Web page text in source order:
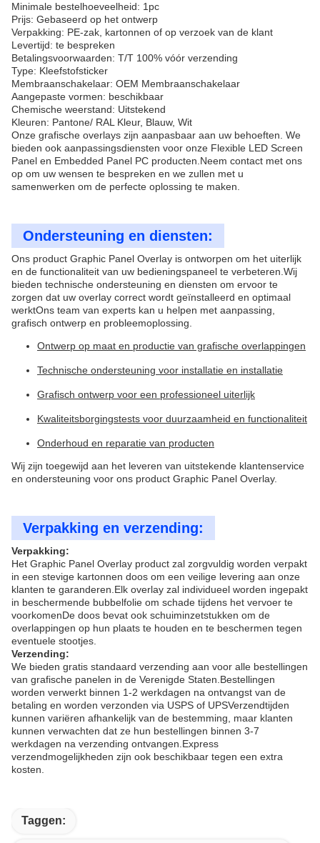
Minimale bestelhoeveelheid: 1pc
Prijs: Gebaseerd op het ontwerp
Verpakking: PE-zak, kartonnen of op verzoek van de klant
Levertijd: te bespreken
Betalingsvoorwaarden: T/T 100% vóór verzending
Type: Kleefstofsticker
Membraanschakelaar: OEM Membraanschakelaar
Aangepaste vormen: beschikbaar
Chemische weerstand: Uitstekend
Kleuren: Pantone/ RAL Kleur, Blauw, Wit
Onze grafische overlays zijn aanpasbaar aan uw behoeften. We
bieden ook aanpassingsdiensten voor onze Flexible LED Screen
Panel en Embedded Panel PC producten.Neem contact met ons
op om uw wensen te bespreken en we zullen met u
samenwerken om de perfecte oplossing te maken.
Ondersteuning en diensten:
Ons product Graphic Panel Overlay is ontworpen om het uiterlijk
en de functionaliteit van uw bedieningspaneel te verbeteren.Wij
bieden technische ondersteuning en diensten om ervoor te
zorgen dat uw overlay correct wordt geïnstalleerd en optimaal
werktOns team van experts kan u helpen met aanpassing,
grafisch ontwerp en probleemoplossing.
Ontwerp op maat en productie van grafische overlappingen
Technische ondersteuning voor installatie en installatie
Grafisch ontwerp voor een professioneel uiterlijk
Kwaliteitsborgingstests voor duurzaamheid en functionaliteit
Onderhoud en reparatie van producten
Wij zijn toegewijd aan het leveren van uitstekende klantenservice
en ondersteuning voor ons product Graphic Panel Overlay.
Verpakking en verzending:
Verpakking:
Het Graphic Panel Overlay product zal zorgvuldig worden verpakt
in een stevige kartonnen doos om een veilige levering aan onze
klanten te garanderen.Elk overlay zal individueel worden ingepakt
in beschermende bubbelfolie om schade tijdens het vervoer te
voorkomenDe doos bevat ook schuiminzetstukken om de
overlappingen op hun plaats te houden en te beschermen tegen
eventuele stootjes.
Verzending:
We bieden gratis standaard verzending aan voor alle bestellingen
van grafische panelen in de Verenigde Staten.Bestellingen
worden verwerkt binnen 1-2 werkdagen na ontvangst van de
betaling en worden verzonden via USPS of UPSVerzendtijden
kunnen variëren afhankelijk van de bestemming, maar klanten
kunnen verwachten dat ze hun bestellingen binnen 3-7
werkdagen na verzending ontvangen.Express
verzendmogelijkheden zijn ook beschikbaar tegen een extra
kosten.
Taggen: